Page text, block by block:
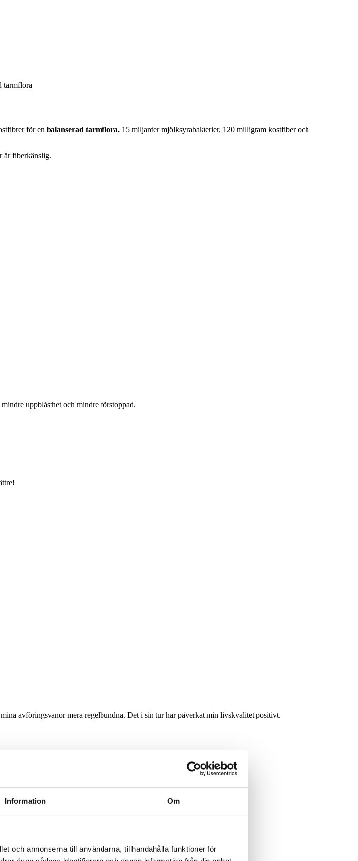
Information Om
och annonserna till användarna, tillhandahålla funktioner för
tarmflora
för en balanserad tarmflora. 15 miljarder mjölksyrabakterier, 120 milligram kostfiber och
är fiberkänslig.
uppblåsthet och mindre förstoppad.
avföringsvanor mera regelbundna. Det i sin tur har påverkat min livskvalitet positivt.